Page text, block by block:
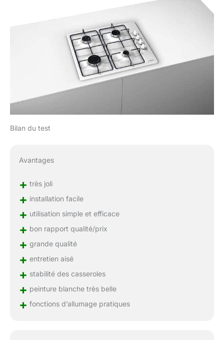
Bilan du test
Avantages
+ très joli
+ installation facile
+ utilisation simple et efficace
+ bon rapport qualité/prix
+ grande qualité
+ entretien aisé
+ stabilité des casseroles
+ peinture blanche très belle
+ fonctions d’allumage pratiques